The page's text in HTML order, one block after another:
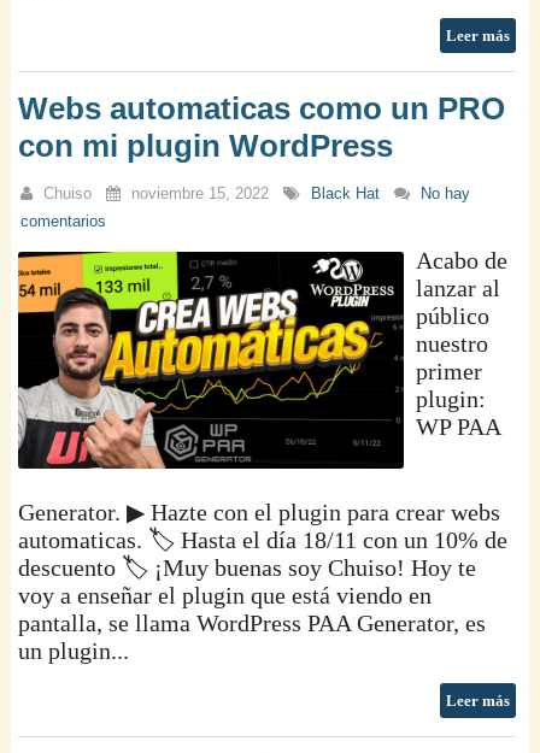
Leer más
Webs automaticas como un PRO
con mi plugin WordPress
Chuiso noviembre 15, 2022 Black Hat
No hay
comentarios
Acabo de
lanzar al
público
nuestro
primer
plugin:
WP PAA
Generator. ▶ Hazte con el plugin para crear webs
automaticas. 🏷️ Hasta el día 18/11 con un 10% de
descuento 🏷️ ¡Muy buenas soy Chuiso! Hoy te
voy a enseñar el plugin que está viendo en
pantalla, se llama WordPress PAA Generator, es
un plugin...
Leer más